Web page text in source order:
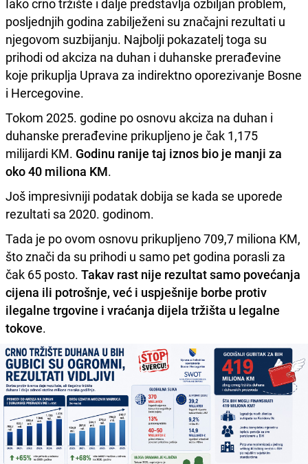
posljednjih godina zabilježeni su značajni rezultati u
njegovom suzbijanju. Najbolji pokazatelj toga su
prihodi od akciza na duhan i duhanske prerađevine
koje prikuplja Uprava za indirektno oporezivanje Bosne
i Hercegovine.
Tokom 2025. godine po osnovu akciza na duhan i
duhanske prerađevine prikupljeno je čak 1,175
milijardi KM. Godinu ranije taj iznos bio je manji za
oko 40 miliona KM.
Još impresivniji podatak dobija se kada se uporede
rezultati sa 2020. godinom.
Tada je po ovom osnovu prikupljeno 709,7 miliona KM,
što znači da su prihodi u samo pet godina porasli za
čak 65 posto. Takav rast nije rezultat samo povećanja
cijena ili potrošnje, već i uspješnije borbe protiv
ilegalne trgovine i vraćanja dijela tržišta u legalne
tokove.